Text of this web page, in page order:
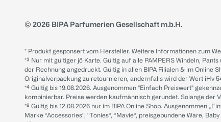
© 2026 BIPA Parfumerien Gesellschaft m.b.H.
* Produkt gesponsert vom Hersteller. Weitere Informationen zum
*³ Nur mit gültiger jö Karte. Gültig auf alle PAMPERS Windeln,
der Rechnung angedruckt. Gültig in allen BIPA Filialen & im Online
Originalverpackung zu retournieren, andernfalls wird der Wert iHv
*⁴ Gültig bis 19.08.2026. Ausgenommen "Einfach Preiswert"
kombinierbar. Preise werden kaufmännisch gerundet. Solange der
*⁸ Gültig bis 12.08.2026 nur im BIPA Online Shop. Ausgenommen
Marke “Accessories“, “Tonies“, “Mavie“, preisgebundene Ware,